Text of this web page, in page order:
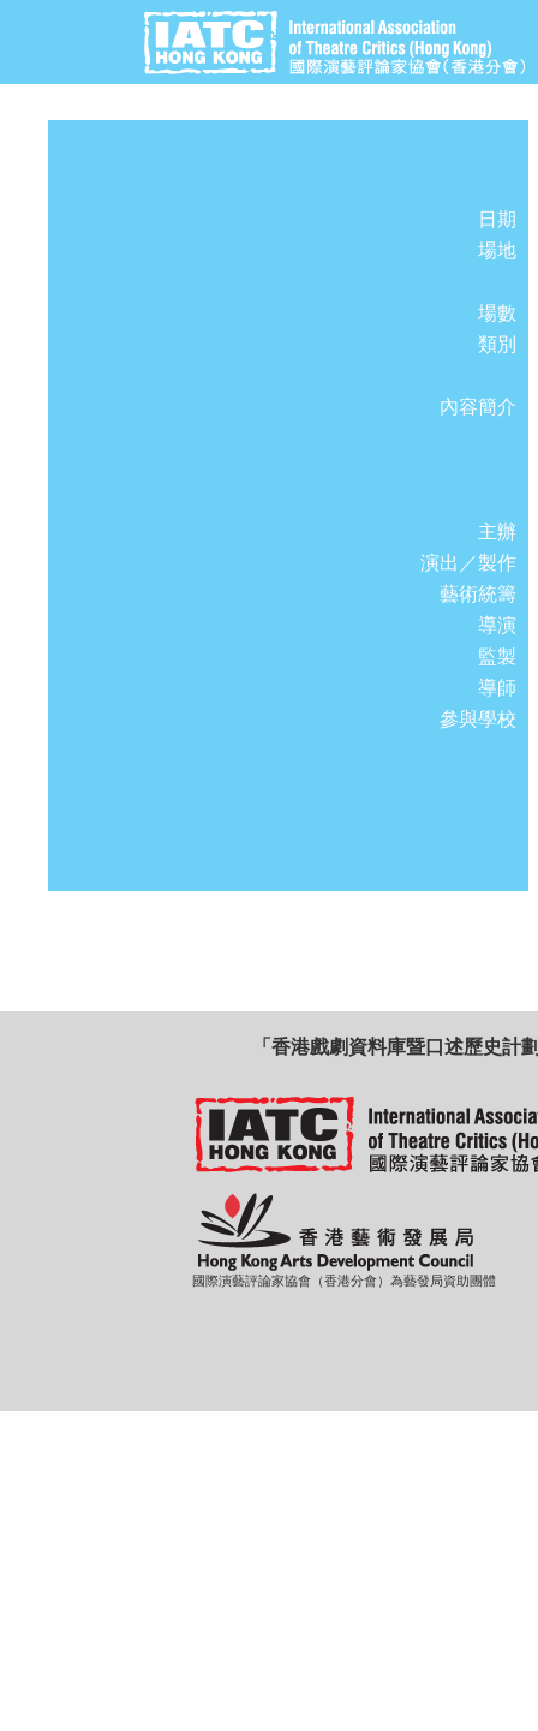
日期
場地
場數
類別
內容簡介
主辦
演出／製作
藝術統籌
導演
監製
導師
參與學校
「香港戲劇資料庫暨口述歷史計
國際演藝評論家協會（香港分會）為藝發局資助團體